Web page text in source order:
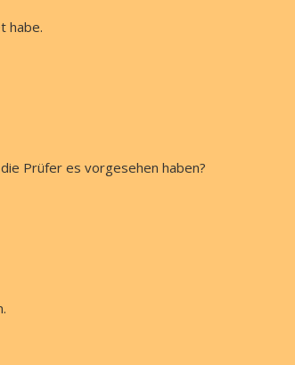
habe.
Prüfer es vorgesehen haben?